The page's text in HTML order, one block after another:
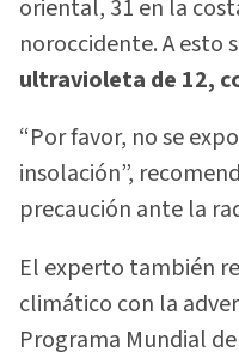
oriental, 31 en la
noroccidente. A esto
ultravioleta de 12,
“Por favor, no se
insolación”,
precaución ante la
El experto también
climático con la
Programa Mundial